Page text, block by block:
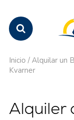
Inicio / Alquilar un
Kvarner
Alquiler